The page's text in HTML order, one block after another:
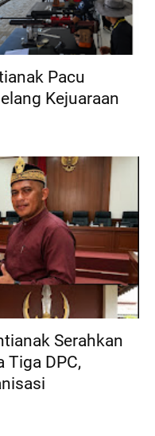
Pacu
Kejuaraan
Serahkan
Tiga DPC,